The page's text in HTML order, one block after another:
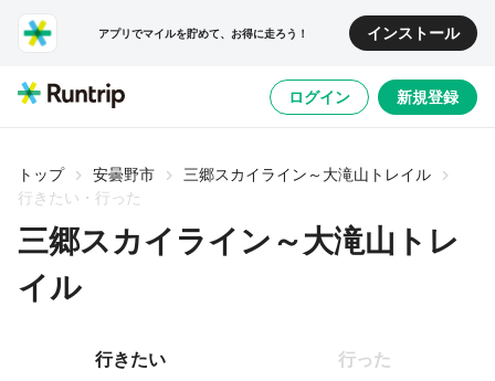
アプリでマイルを貯めて、お得に走ろう！ インストール
ログイン 新規登録
トップ 安曇野市
三郷スカイライン～大滝山トレイル
行きたい・行った
三郷スカイライン～大滝山トレ
イル
行きたい 行った